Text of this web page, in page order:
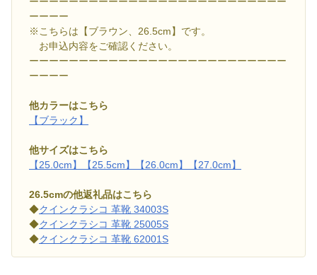
ーーーー
※こちらは【ブラウン、26.5cm】です。
お申込内容をご確認ください。
ーーーーーーーーーーーーーーーーーーーーーーーーーー
ーーーー
他カラーはこちら
【ブラック】
他サイズはこちら
【25.0cm】
【25.5cm】 【26.0cm】 【27.0cm】
26.5cmの他返礼品はこちら
◆クインクラシコ 革靴 34003S
◆クインクラシコ 革靴 25005S
◆クインクラシコ 革靴 62001S